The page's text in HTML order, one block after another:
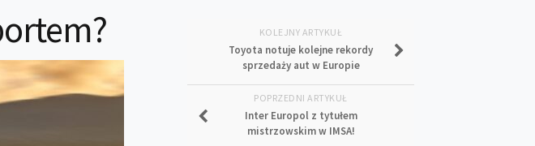
KOLEJNY ARTYKUŁ
Toyota notuje kolejne rekordy
sprzedaży aut w Europie
POPRZEDNI ARTYKUŁ
Inter Europol z tytułem
mistrzowskim w IMSA!